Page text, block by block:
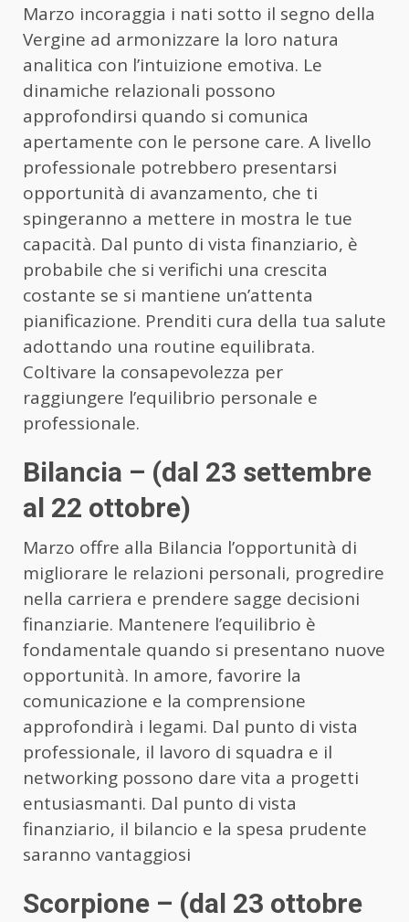
Marzo incoraggia i nati sotto il segno della
Vergine ad armonizzare la loro natura
analitica con l’intuizione emotiva. Le
dinamiche relazionali possono
approfondirsi quando si comunica
apertamente con le persone care. A livello
professionale potrebbero presentarsi
opportunità di avanzamento, che ti
spingeranno a mettere in mostra le tue
capacità. Dal punto di vista finanziario, è
probabile che si verifichi una crescita
costante se si mantiene un’attenta
pianificazione. Prenditi cura della tua salute
adottando una routine equilibrata.
Coltivare la consapevolezza per
raggiungere l’equilibrio personale e
professionale.
Bilancia – (dal 23 settembre
al 22 ottobre)
Marzo offre alla Bilancia l’opportunità di
migliorare le relazioni personali, progredire
nella carriera e prendere sagge decisioni
finanziarie. Mantenere l’equilibrio è
fondamentale quando si presentano nuove
opportunità. In amore, favorire la
comunicazione e la comprensione
approfondirà i legami. Dal punto di vista
professionale, il lavoro di squadra e il
networking possono dare vita a progetti
entusiasmanti. Dal punto di vista
finanziario, il bilancio e la spesa prudente
saranno vantaggiosi
Scorpione – (dal 23 ottobre